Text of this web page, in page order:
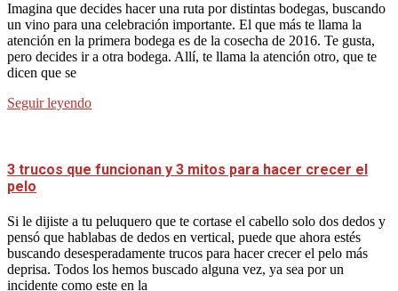
Imagina que decides hacer una ruta por distintas bodegas, buscando
un vino para una celebración importante. El que más te llama la
atención en la primera bodega es de la cosecha de 2016. Te gusta,
pero decides ir a otra bodega. Allí, te llama la atención otro, que te
dicen que se
Seguir leyendo
3 trucos que funcionan y 3 mitos para hacer crecer el
pelo
Si le dijiste a tu peluquero que te cortase el cabello solo dos dedos y
pensó que hablabas de dedos en vertical, puede que ahora estés
buscando desesperadamente trucos para hacer crecer el pelo más
deprisa. Todos los hemos buscado alguna vez, ya sea por un
incidente como este en la